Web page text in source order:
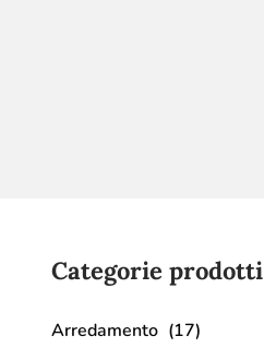
Categorie prodotti
Arredamento (17)